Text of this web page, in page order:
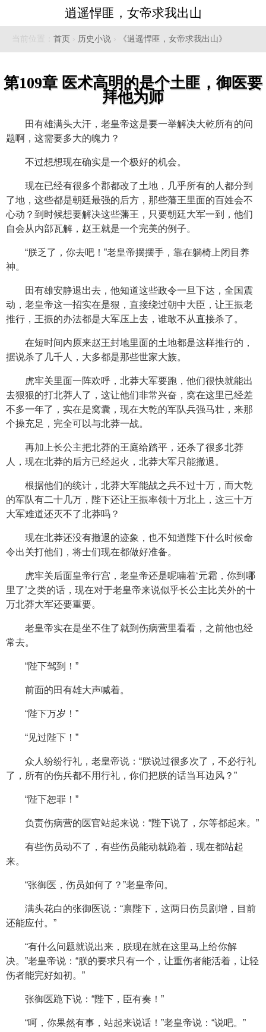
逍遥悍匪，女帝求我出山
当前位置： 首页 › 历史小说 › 《逍遥悍匪，女帝求我出山》
第109章 医术高明的是个土匪，御医要
拜他为师
田有雄满头大汗，老皇帝这是要一举解决大乾所有的问
题啊，这需要多大的魄力？
不过想想现在确实是一个极好的机会。
现在已经有很多个郡都改了土地，几乎所有的人都分到
了地，这些都是朝廷最强的后方，那些藩王里面的百姓会不
心动？到时候想要解决这些藩王，只要朝廷大军一到，他们
自会从内部瓦解，赵王就是一个完美的例子。
“朕乏了，你去吧！”老皇帝摆摆手，靠在躺椅上闭目养
神。
田有雄安静退出去，他知道这些政令一旦下达，全国震
动，老皇帝这一招实在是狠，直接绕过朝中大臣，让王振老
推行，王振的办法都是大军压上去，谁敢不从直接杀了。
在短时间内原来赵王封地里面的土地都是这样推行的，
据说杀了几千人，大多都是那些世家大族。
虎牢关里面一阵欢呼，北莽大军要跑，他们很快就能出
去狠狠的打北莽人了，这让他们非常兴奋，窝在这里已经差
不多一年了，实在是窝囊，现在大乾的军队兵强马壮，来那
个操充足，完全可以与北莽一战。
再加上长公主把北莽的王庭给踏平，还杀了很多北莽
人，现在北莽的后方已经起火，北莽大军只能撤退。
根据他们的统计，北莽大军能战之兵不过十万，而大乾
的军队有二十几万，陛下还让王振率领十万北上，这三十万
大军难道还灭不了北莽吗？
现在北莽还没有撤退的迹象，也不知道陛下什么时候命
令出关打他们，将士们现在都做好准备。
虎牢关后面皇帝行宫，老皇帝还是呢喃着‘元霜，你到哪
里了’之类的话，现在对于老皇帝来说似乎长公主比关外的十
万北莽大军还要重要。
老皇帝实在是坐不住了就到伤病营里看看，之前他也经
常去。
“陛下驾到！”
前面的田有雄大声喊着。
“陛下万岁！”
“见过陛下！”
众人纷纷行礼，老皇帝说：“朕说过很多次了，不必行礼
了，所有的伤兵都不用行礼，你们把朕的话当耳边风？”
“陛下恕罪！”
负责伤病营的医官站起来说：“陛下说了，尔等都起来。”
有些伤员动不了，有些伤员能动就跪着，现在都站起
来。
“张御医，伤员如何了？”老皇帝问。
满头花白的张御医说：“禀陛下，这两日伤员剧增，目前
还能应付。”
“有什么问题就说出来，朕现在就在这里马上给你解
决。”老皇帝说：“朕的要求只有一个，让重伤者能活着，让轻
伤者能完好如初。”
张御医跪下说：“陛下，臣有奏！”
“呵，你果然有事，站起来说话！”老皇帝说：“说吧。”